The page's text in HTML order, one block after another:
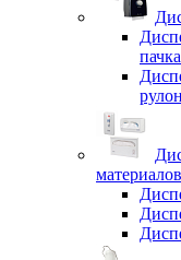
материалов